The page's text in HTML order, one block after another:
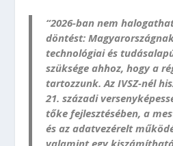
“2026-ban nem
döntést:
technológiai és
szüksége ahhoz, hogy a
tartozzunk. Az IVSZ-nél
21. századi
tőke fejlesztésében, a
és az adatvezérelt
valamint egy